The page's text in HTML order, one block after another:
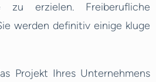
erzielen. Freiberufliche
werden definitiv einige kluge
Projekt Ihres Unternehmens